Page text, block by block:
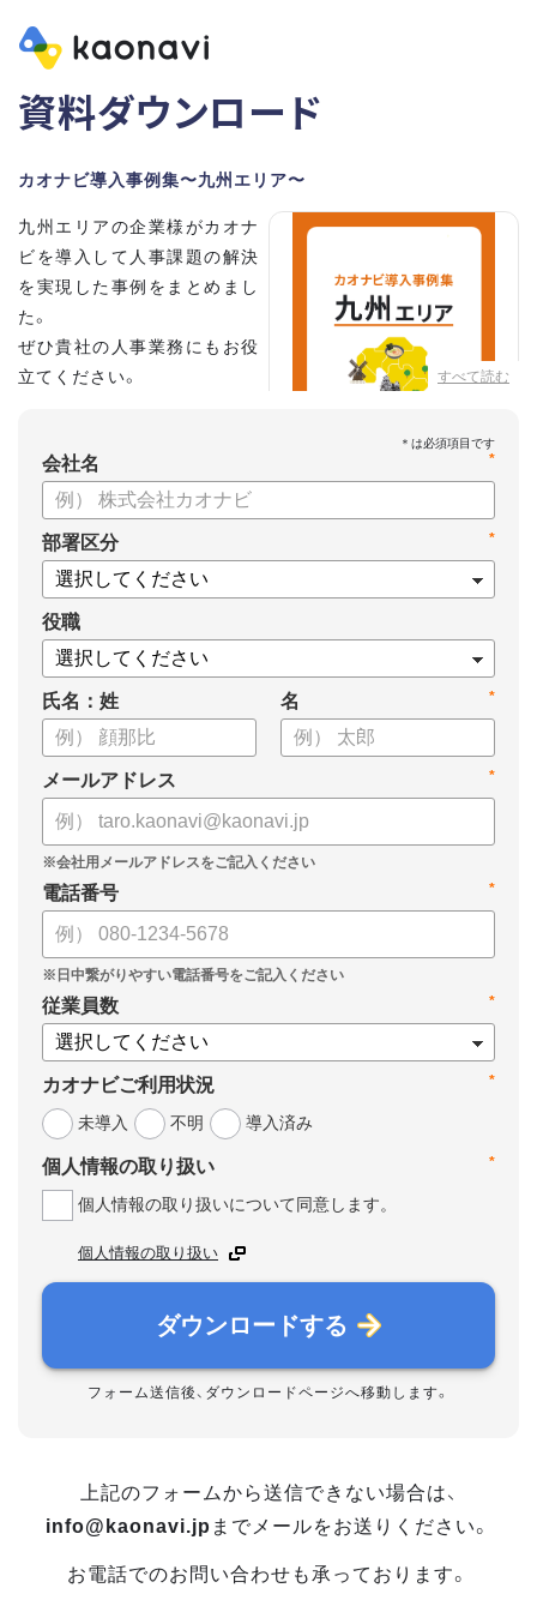
資料ダウンロード
カオナビ導入事例集〜九州エリア〜
すべて読む
九州エリアの企業様がカオナ
ビを導入して人事課題の解決
を実現した事例をまとめまし
た。
ぜひ貴社の人事業務にもお役
立てください。
*
会社名
*
部署区分
役職
氏名：姓 *
名
*
メールアドレス
*
電話番号
*
従業員数
*
カオナビご利用状況
未導入
不明 導入済み
*
個人情報の取り扱い
個人情報の取り扱いについて同意します。
個人情報の取り扱い
ダウンロードする
フォーム送信後、ダウンロードページへ移動します。
上記のフォームから送信できない場合は、
info@kaonavi.jp までメールをお送りください。
お電話でのお問い合わせも承っております。